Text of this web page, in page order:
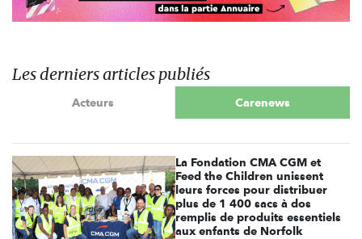
Les derniers articles publiés
Acteurs Carenews
La Fondation CMA CGM et
Feed the Children unissent
leurs forces pour distribuer
plus de 1 400 sacs à dos
remplis de produits essentiels
aux enfants de Norfolk